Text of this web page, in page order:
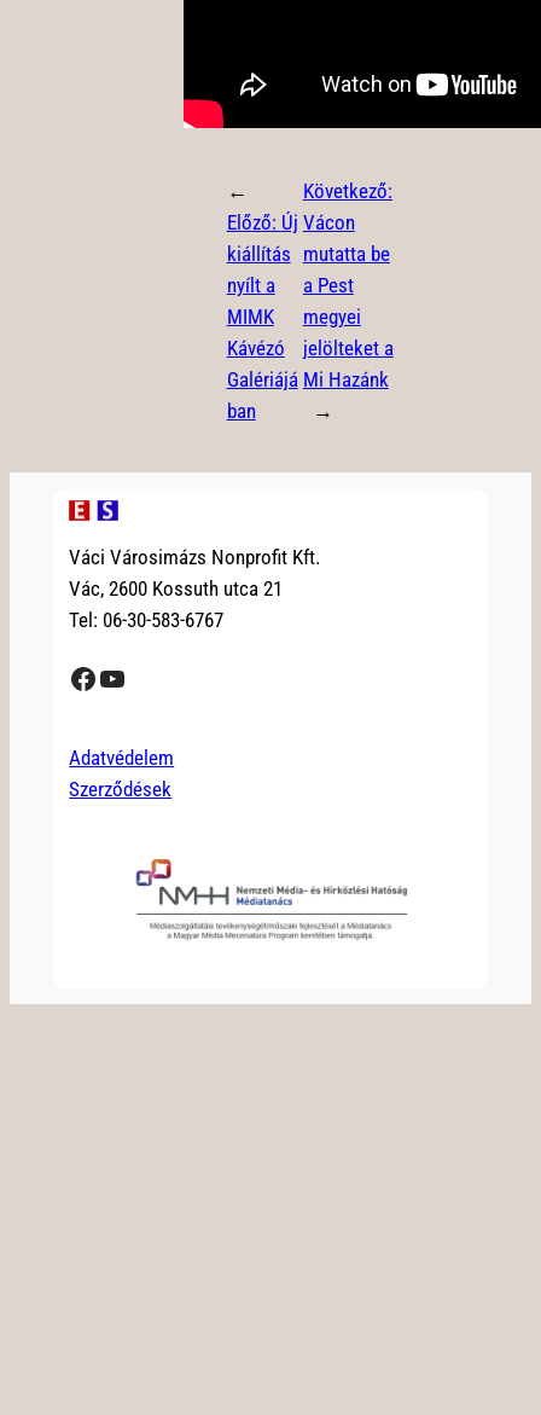
←
Előző: Új
kiállítás
nyílt a
MIMK
Kávézó
Galériájá
ban
Következő:
Vácon
mutatta be
a Pest
megyei
jelölteket a
Mi Hazánk
→
Váci Városimázs Nonprofit Kft.
Vác, 2600 Kossuth utca 21
Tel: 06-30-583-6767
Facebook YouTube
Adatvédelem
Szerződések